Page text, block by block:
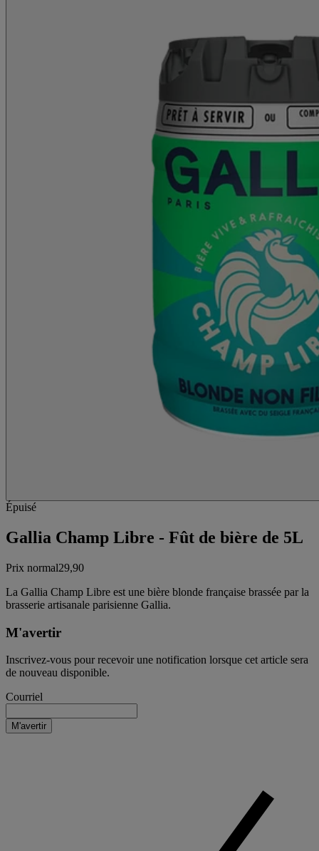
Épuisé
Gallia Champ Libre - Fût de bière de 5L
Prix normal29,90
La Gallia Champ Libre est une bière blonde française brassée par la
brasserie artisanale parisienne Gallia.
M'avertir
Inscrivez-vous pour recevoir une notification lorsque cet article sera
de nouveau disponible.
Courriel
M'avertir